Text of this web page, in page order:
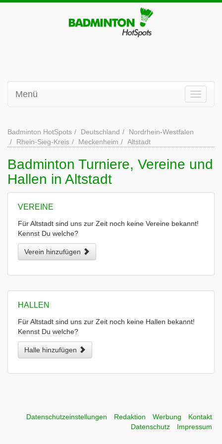
Menü
Badminton HotSpots Deutschland
Nordrhein-Westfalen
Rhein-Sieg-Kreis
Meckenheim Altstadt
Badminton Turniere, Vereine und
Hallen in Altstadt
VEREINE
Für Altstadt sind uns zur Zeit noch keine Vereine bekannt!
Kennst Du welche?
Verein hinzufügen
HALLEN
Für Altstadt sind uns zur Zeit noch keine Hallen bekannt!
Kennst Du welche?
Halle hinzufügen
Datenschutzeinstellungen Redaktion Werbung
Kontakt
Datenschutz
Impressum